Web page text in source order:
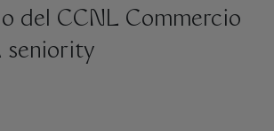
del CCNL Commercio
seniority